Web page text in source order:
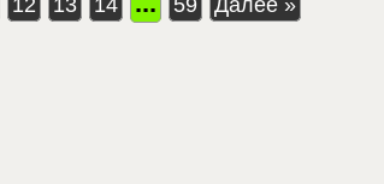
12 13 14 59 Далее »